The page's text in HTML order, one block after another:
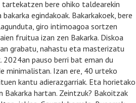
bere ohiko taldearekin
egindakoak. Bakarkakoek, bere
giro intimoagoa sortzen
fruitua izan zen Bakarka. Diskoa
grabatu, nahastu eta masterizatu
2024an pauso berri bat eman du
minimalistan. Izan ere, 40 urteko
kantu adierazgarriak. Eta horietako
hartan. Zeintzuk? Bakoitzak